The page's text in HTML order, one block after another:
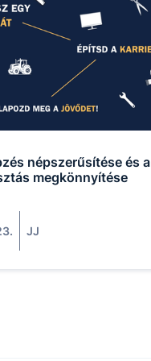
népszerűsítése és a
megkönnyítése
JJ